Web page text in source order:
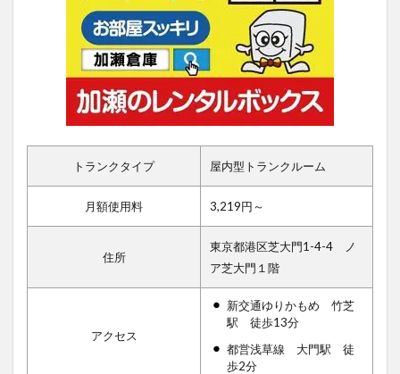
トランクタイプ 屋内型トランクルーム
月額使用料 3,219円～
住所
東京都港区芝大門1-4-4 ノ
ア芝大門１階
アクセス
新交通ゆりかもめ 竹芝
駅 徒歩13分
都営浅草線 大門駅 徒
歩2分